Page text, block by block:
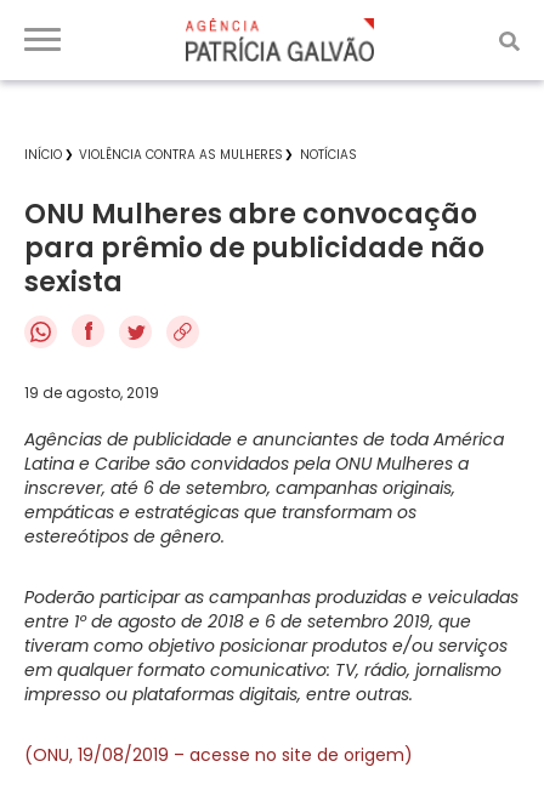
INÍCIO VIOLÊNCIA CONTRA AS MULHERES NOTÍCIAS
ONU Mulheres abre convocação
para prêmio de publicidade não
sexista
f
19 de agosto, 2019
Agências de publicidade e anunciantes de toda América
Latina e Caribe são convidados pela ONU Mulheres a
inscrever, até 6 de setembro, campanhas originais,
empáticas e estratégicas que transformam os
estereótipos de gênero.
Poderão participar as campanhas produzidas e veiculadas
entre 1º de agosto de 2018 e 6 de setembro 2019, que
tiveram como objetivo posicionar produtos e/ou serviços
em qualquer formato comunicativo: TV, rádio, jornalismo
impresso ou plataformas digitais, entre outras.
(ONU, 19/08/2019 – acesse no site de origem)